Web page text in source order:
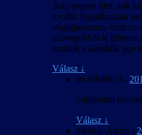
Ami engem illet, sok
tovább foglalkozzak
végigjátsszam, mert az
szövegekből le lehetett
aminek a készítők
Válasz ↓
0n30fn00n3 -
Sajnálattal
Válasz ↓
Molnár Ádám -